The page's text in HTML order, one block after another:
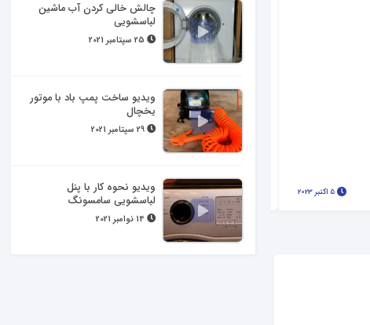
ویدیو ساخت پنکه با بطری نوشابه
چالش خالی کردن آب ماشین
لباسشویی
ویدیو ساخت پمپ باد با موتور
یخچال
ویدیو نحوه کار با پنل
لباسشویی سامسونگ